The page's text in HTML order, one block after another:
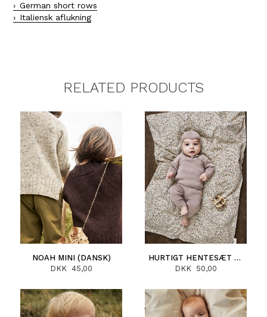
German short rows
Italiensk aflukning
RELATED PRODUCTS
NOAH MINI (DANSK)
DKK 45,00
HURTIGT HENTESÆT (DANSK)
DKK 50,00